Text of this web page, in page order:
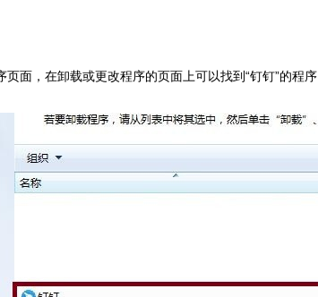
面，在卸载或更改程序的页面上可以找到“钉钉”的程序